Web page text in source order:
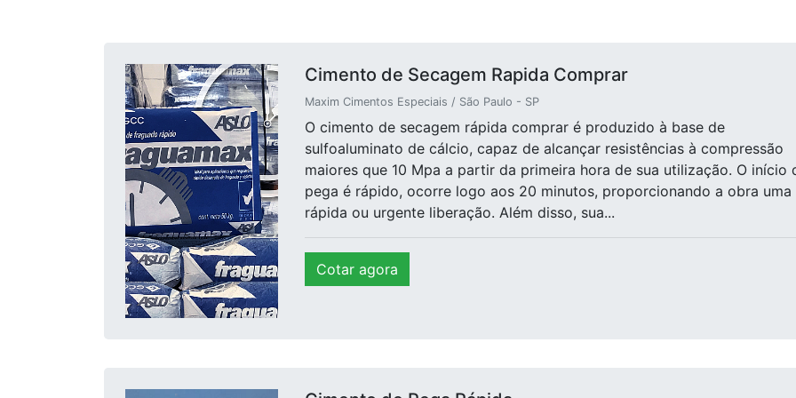
Cimento de Secagem Rapida Comprar
Maxim Cimentos Especiais / São Paulo - SP
O cimento de secagem rápida comprar é produzido à base de
sulfoaluminato de cálcio, capaz de alcançar resistências à compressão
maiores que 10 Mpa a partir da primeira hora de sua utilização. O início
pega é rápido, ocorre logo aos 20 minutos, proporcionando a obra uma
rápida ou urgente liberação. Além disso, sua...
Cotar agora